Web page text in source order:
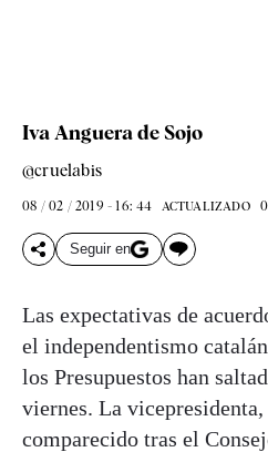
Iva Anguera de Sojo
@cruelabis
08 / 02 / 2019 - 16: 44 ACTUALIZADO
Seguir en
Las expectativas de
el independentismo
los Presupuestos han
viernes. La
comparecido tras el